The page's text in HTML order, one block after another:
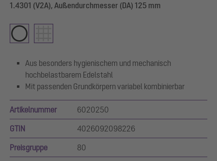
1.4301 (V2A), Außendurchmesser (DA) 125 mm
Aus besonders hygienischem und mechanisch
hochbelastbarem Edelstahl
Mit passenden Grundkörpern variabel kombinierbar
Artikelnummer 6020250
GTIN 4026092098226
Preisgruppe 80